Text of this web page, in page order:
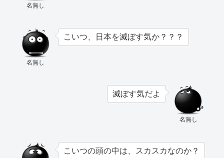
名無し
名無し
こいつ、日本を滅ぼす気か？？？
名無し
滅ぼす気だよ
こいつの頭の中は、スカスカなのか？